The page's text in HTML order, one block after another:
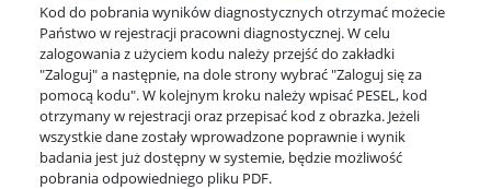
Kod do pobrania wyników diagnostycznych otrzymać możecie
Państwo w rejestracji pracowni diagnostycznej. W celu
zalogowania z użyciem kodu należy przejść do zakładki
"Zaloguj" a następnie, na dole strony wybrać "Zaloguj się za
pomocą kodu". W kolejnym kroku należy wpisać PESEL, kod
otrzymany w rejestracji oraz przepisać kod z obrazka. Jeżeli
wszystkie dane zostały wprowadzone poprawnie i wynik
badania jest już dostępny w systemie, będzie możliwość
pobrania odpowiedniego pliku PDF.